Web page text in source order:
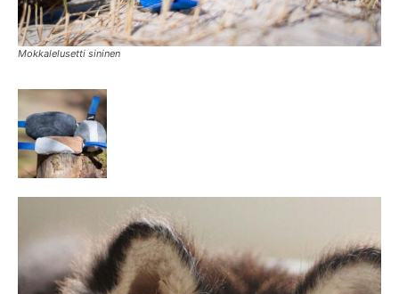
Mokkalelusetti sininen